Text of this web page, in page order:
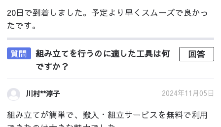
20日で到着しました。予定より早くスムーズで良かっ
たです。
質問
組み立てを行うのに適した工具は何
ですか？
回答
川村**淳子 2024年11月05日
組み立てが簡単で、搬入・組立サービスを無料で利用